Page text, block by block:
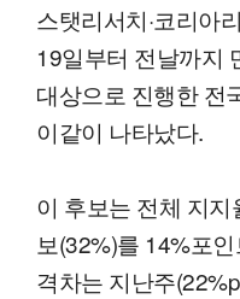
스탯리서치·코리아
19일부터 전날까지
대상으로 진행한 전
이같이 나타났다.
이 후보는 전체 지
보(32%)를 14%포
격차는 지난주